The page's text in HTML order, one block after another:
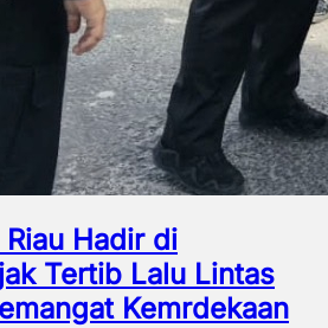
Hadir di
Tertib Lalu Lintas
Kemrdekaan